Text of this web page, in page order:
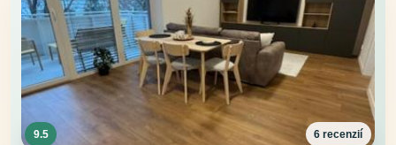
9.5 6 recenzií